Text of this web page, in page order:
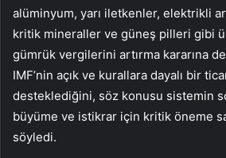
alüminyum, yarı iletkenler, elektrikli
kritik mineraller ve güneş pilleri gibi
gümrük vergilerini artırma kararına
IMF’nin açık ve kurallara dayalı bir
desteklediğini, söz konusu sistemin
büyüme ve istikrar için kritik öneme
söyledi.